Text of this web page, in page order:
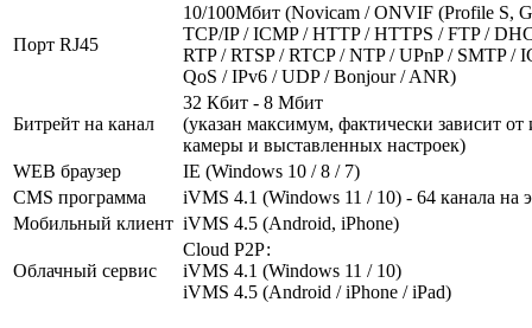
Порт RJ45
10/100Мбит (Novicam / ONVIF (Profile S,
TCP/IP / ICMP / HTTP / HTTPS / FTP /
RTP / RTSP / RTCP / NTP / UPnP / SMTP /
QoS / IPv6 / UDP / Bonjour / ANR)
Битрейт на канал
32 Кбит - 8 Мбит
(указан максимум, фактически зависит от
камеры и выставленных настроек)
WEB браузер
IE (Windows 10 / 8 / 7)
CMS программа
iVMS 4.1 (Windows 11 / 10) - 64 канала на
Мобильный клиент iVMS 4.5 (Android, iPhone)
Облачный сервис
Cloud Р2Р:
iVMS 4.1 (Windows 11 / 10)
iVMS 4.5 (Android / iPhone / iPad)